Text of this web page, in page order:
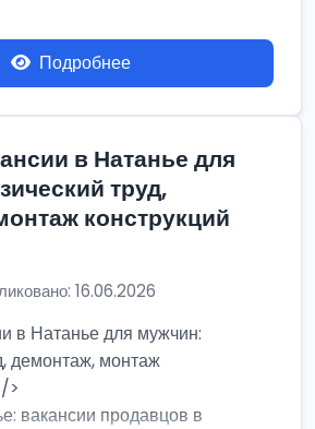
Подробнее
в Натанье для
труд,
конструкций
16.06.2026
в Натанье для мужчин:
демонтаж, монтаж
>
вакансии продавцов в